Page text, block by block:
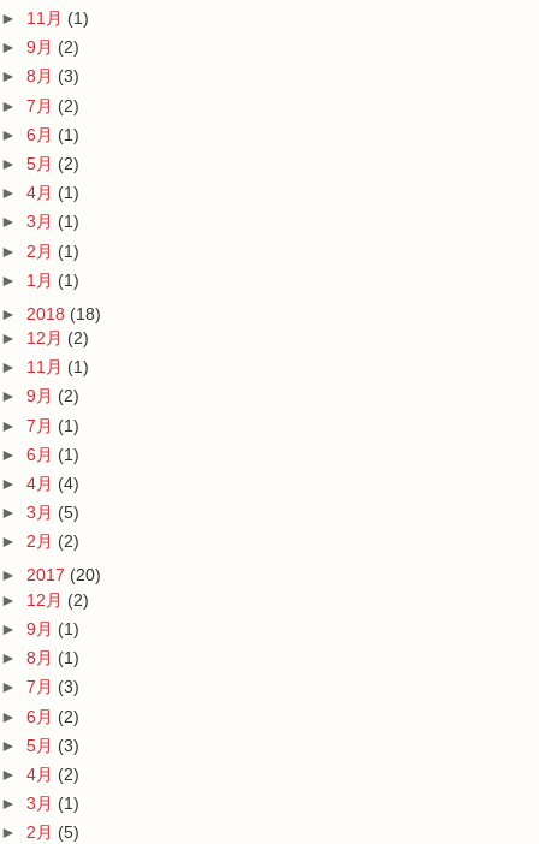
► 11月 (1)
► 9月 (2)
► 8月 (3)
► 7月 (2)
► 6月 (1)
► 5月 (2)
► 4月 (1)
► 3月 (1)
► 2月 (1)
► 1月 (1)
► 2018 (18)
► 12月 (2)
► 11月 (1)
► 9月 (2)
► 7月 (1)
► 6月 (1)
► 4月 (4)
► 3月 (5)
► 2月 (2)
► 2017 (20)
► 12月 (2)
► 9月 (1)
► 8月 (1)
► 7月 (3)
► 6月 (2)
► 5月 (3)
► 4月 (2)
► 3月 (1)
► 2月 (5)